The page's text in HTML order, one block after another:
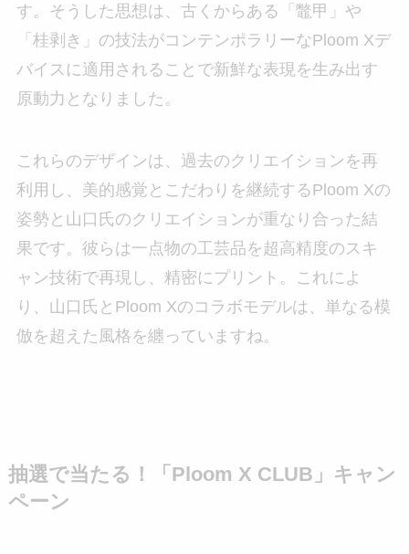
す。そうした思想は、古くからある「鼈甲」や
「桂剥き」の技法がコンテンポラリーなPloom Xデ
バイスに適用されることで新鮮な表現を生み出す
原動力となりました。
これらのデザインは、過去のクリエイションを再
利用し、美的感覚とこだわりを継続するPloom Xの
姿勢と山口氏のクリエイションが重なり合った結
果です。彼らは一点物の工芸品を超高精度のスキ
ャン技術で再現し、精密にプリント。これによ
り、山口氏とPloom Xのコラボモデルは、単なる模
倣を超えた風格を纏っていますね。
抽選で当たる！「Ploom X CLUB」キャン
ペーン